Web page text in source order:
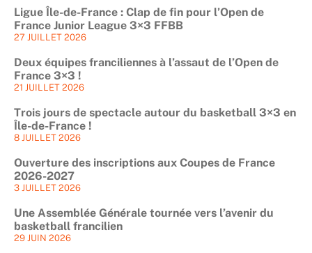
Ligue Île-de-France : Clap de fin pour l’Open de
France Junior League 3×3 FFBB
27 JUILLET 2026
Deux équipes franciliennes à l’assaut de l’Open de
France 3×3 !
21 JUILLET 2026
Trois jours de spectacle autour du basketball 3×3 en
Île-de-France !
8 JUILLET 2026
Ouverture des inscriptions aux Coupes de France
2026-2027
3 JUILLET 2026
Une Assemblée Générale tournée vers l’avenir du
basketball francilien
29 JUIN 2026